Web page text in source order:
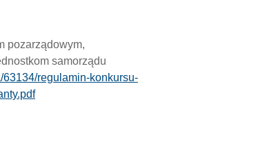
pozarządowym,
samorządu
regulamin-konkursu-